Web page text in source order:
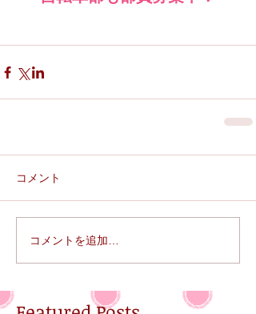
コメント
コメントを追加…